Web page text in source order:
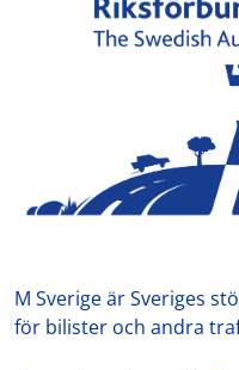
M Sverige är Sveriges
för bilister och andra